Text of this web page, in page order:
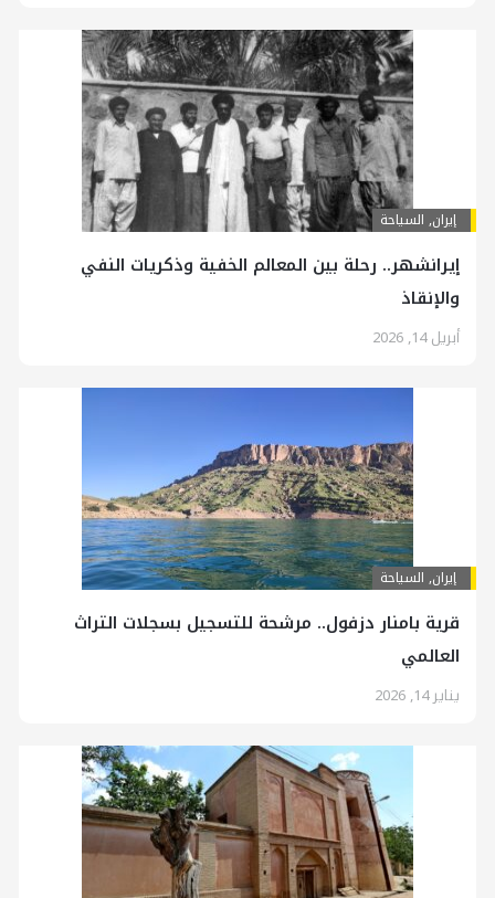
إيران, السياحة
إيرانشهر.. رحلة بين المعالم الخفية وذكريات النفي
والإنقاذ
أبريل 14, 2026
إيران, السياحة
قرية بامنار دزفول.. مرشحة للتسجيل بسجلات التراث
العالمي
يناير 14, 2026